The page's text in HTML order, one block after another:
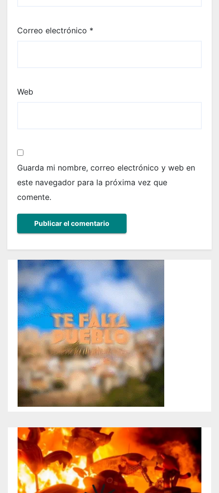
Correo electrónico *
Web
Guarda mi nombre, correo electrónico y web en
este navegador para la próxima vez que
comente.